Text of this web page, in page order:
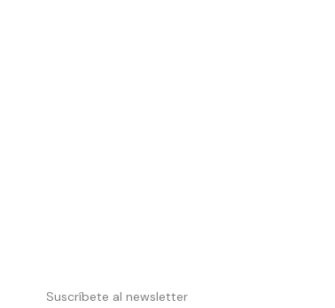
Suscríbete al newsletter